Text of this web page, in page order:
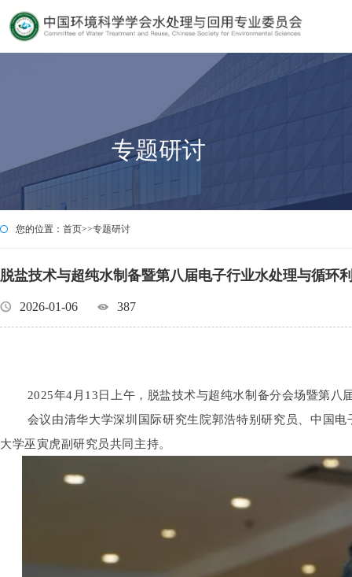
专题研讨
您的位置： 首页>>专题研讨
脱盐技术与超纯水制备暨第八届电子行业水处理与循环
2026-01-06 387
2025年4月13日上午，脱盐技术与超纯水制备分会场暨第
会议由清华大学深圳国际研究生院郭浩特别研究员、中国
大学巫寅虎副研究员共同主持。